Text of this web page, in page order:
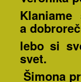
a
lebo si
svet.
Šimona